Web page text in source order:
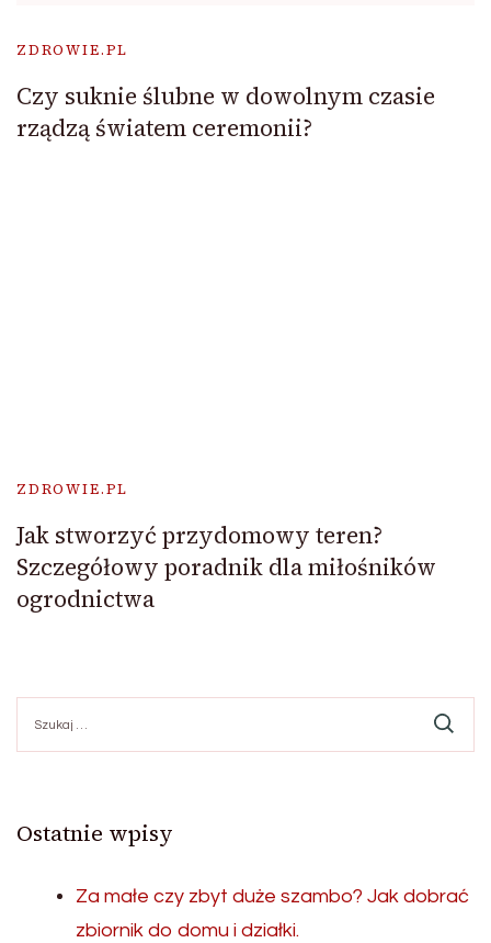
ZDROWIE.PL
Czy suknie ślubne w dowolnym czasie
rządzą światem ceremonii?
ZDROWIE.PL
Jak stworzyć przydomowy teren?
Szczegółowy poradnik dla miłośników
ogrodnictwa
Ostatnie wpisy
Za małe czy zbyt duże szambo? Jak dobrać
zbiornik do domu i działki.